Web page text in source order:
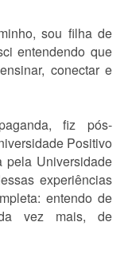
sou filha de
entendendo que
conectar e
fiz pós-
Positivo
pela Universidade
experiências
entendo de
vez mais, de